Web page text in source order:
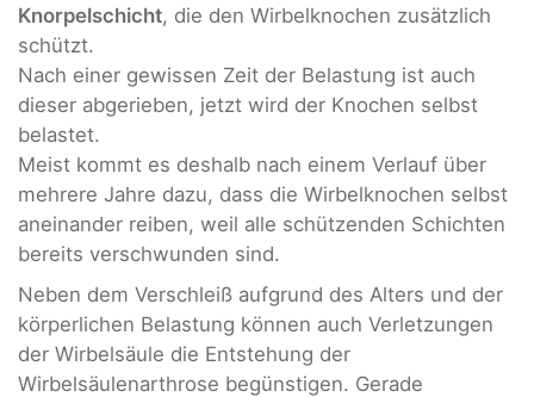
Knorpelschicht, die den Wirbelknochen zusätzlich
schützt.
Nach einer gewissen Zeit der Belastung ist auch
dieser abgerieben, jetzt wird der Knochen selbst
belastet.
Meist kommt es deshalb nach einem Verlauf über
mehrere Jahre dazu, dass die Wirbelknochen selbst
aneinander reiben, weil alle schützenden Schichten
bereits verschwunden sind.
Neben dem Verschleiß aufgrund des Alters und der
körperlichen Belastung können auch Verletzungen
der Wirbelsäule die Entstehung der
Wirbelsäulenarthrose begünstigen. Gerade